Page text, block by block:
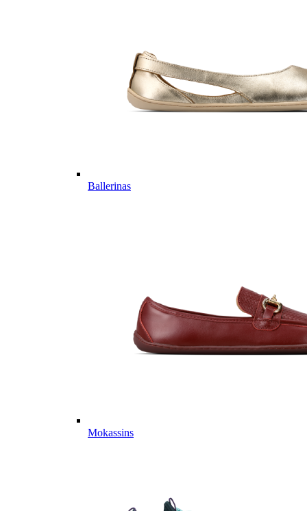
Ballerinas
Mokassins